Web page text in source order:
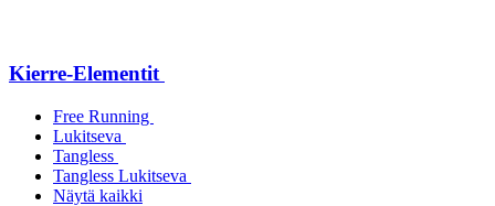
Kierre-Elementit
Free Running
Lukitseva
Tangless
Tangless Lukitseva
Näytä kaikki